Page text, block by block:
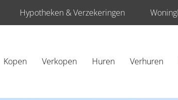
Hypotheken & Verzekeringen
Kopen Verkopen Huren Verhuren